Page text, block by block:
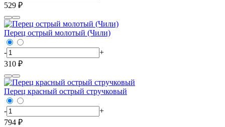
529 ₽
Перец острый молотый (Чили)
-
+
310 ₽
Перец красный острый стручковый
-
+
794 ₽